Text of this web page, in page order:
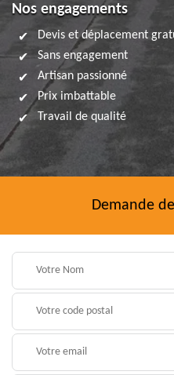
Nos engagements
Devis et déplacement
Sans engagement
Artisan passionné
Prix imbattable
Travail de qualité
Demande